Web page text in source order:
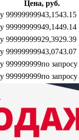
Цена, руб.
99999999943,1543.15
99999999949,1449.14
99999999929,3929.39
99999999943,0743.07
999999999по запросу
999999999по запросу